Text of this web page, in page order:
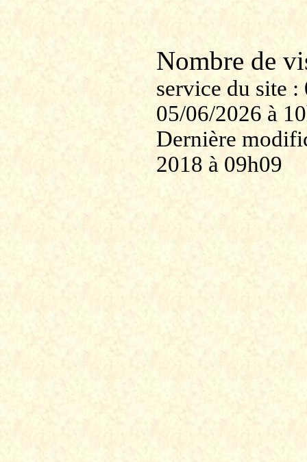
Nombre de
service du site
05/06/2026 à
Dernière
2018 à 09h09